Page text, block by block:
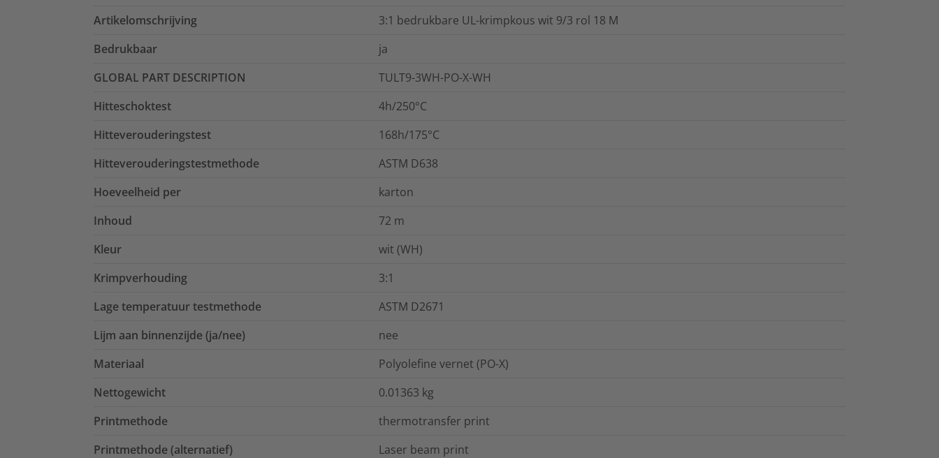
Artikelomschrijving
3:1 bedrukbare UL-krimpkous wit 9/3 rol 18 M
Bedrukbaar
ja
GLOBAL PART DESCRIPTION
TULT9-3WH-PO-X-WH
Hitteschoktest
4h/250°C
Hitteverouderingstest
168h/175°C
Hitteverouderingstestmethode
ASTM D638
Hoeveelheid per
karton
Inhoud
72 m
Kleur
wit (WH)
Krimpverhouding
3:1
Lage temperatuur testmethode
ASTM D2671
Lijm aan binnenzijde (ja/nee)
nee
Materiaal
Polyolefine vernet (PO-X)
Nettogewicht
0.01363 kg
Printmethode
thermotransfer print
Printmethode (alternatief)
Laser beam print